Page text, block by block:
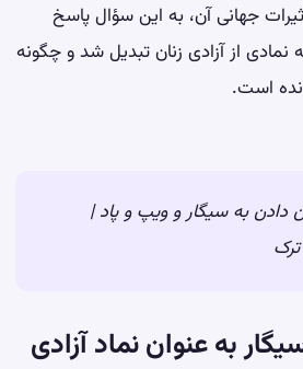
جهانی آن، به این سؤال پاسخ
از آزادی زنان تبدیل شد و چگونه
است.
دادن به سیگار و ویپ و پاد |
به عنوان نماد آزادی